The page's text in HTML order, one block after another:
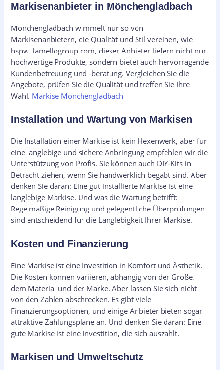
Markisenanbieter in Mönchengladbach
Mönchengladbach wimmelt nur so von
Markisenanbietern, die Qualität und Stil vereinen, wie
bspw. lamellogroup.com, dieser Anbieter liefern nicht nur
hochwertige Produkte, sondern bietet auch hervorragende
Kundenbetreuung und -beratung. Vergleichen Sie die
Angebote, prüfen Sie die Qualität und treffen Sie Ihre
Wahl. Markise Mönchengladbach
Installation und Wartung von Markisen
Die Installation einer Markise ist kein Hexenwerk, aber für
eine langlebige und sichere Anbringung empfehlen wir die
Unterstützung von Profis. Sie können auch DIY-Kits in
Betracht ziehen, wenn Sie handwerklich begabt sind. Aber
denken Sie daran: Eine gut installierte Markise ist eine
langlebige Markise. Und was die Wartung betrifft:
Regelmäßige Reinigung und gelegentliche Überprüfungen
sind entscheidend für die Langlebigkeit Ihrer Markise.
Kosten und Finanzierung
Eine Markise ist eine Investition in Komfort und Ästhetik.
Die Kosten können variieren, abhängig von der Größe,
dem Material und der Marke. Aber lassen Sie sich nicht
von den Zahlen abschrecken. Es gibt viele
Finanzierungsoptionen, und einige Anbieter bieten sogar
attraktive Zahlungspläne an. Und denken Sie daran: Eine
gute Markise ist eine Investition, die sich auszahlt.
Markisen und Umweltschutz